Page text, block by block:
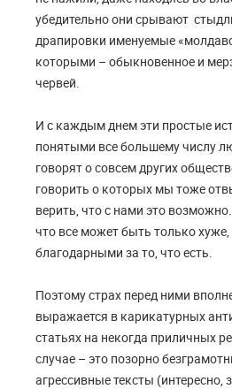
убедительно они срывают
драпировки именуемые
которыми – обыкновенное и
червей.
И с каждым днем эти простые
понятыми все большему числу
говорят о совсем других
говорить о которых мы тоже
верить, что с нами это
что все может быть только
благодарными за то, что
Поэтому страх перед ними
выражается в карикатурных
статьях на некогда приличных
случае – это позорно
агрессивные тексты (интересно,